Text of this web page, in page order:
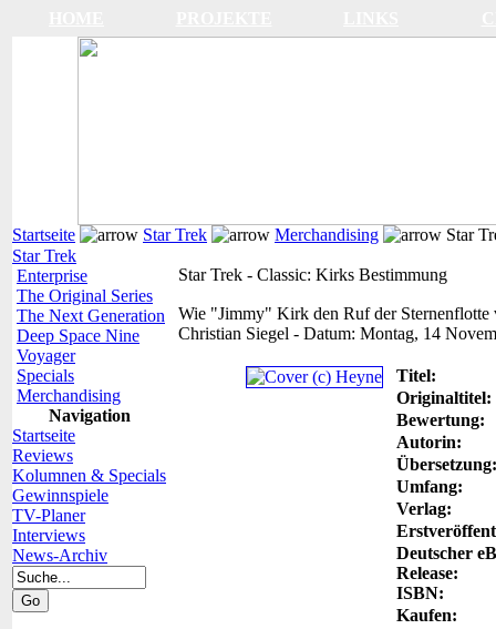
Startseite Star Trek Merchandising
Star
Star Trek
Enterprise
The Original Series
The Next Generation
Deep Space Nine
Voyager
Specials
Merchandising
Navigation
Startseite
Reviews
Kolumnen & Specials
Gewinnspiele
TV-Planer
Interviews
News-Archiv
Star Trek - Classic: Kirks Bestimmung
Wie "Jimmy" Kirk den Ruf der Sternenflotte
Christian Siegel - Datum: Montag, 14
Titel:
Originaltitel:
Bewertung:
Autorin:
Übersetzung:
Umfang:
Verlag:
Deutscher
Release:
ISBN:
Kaufen: